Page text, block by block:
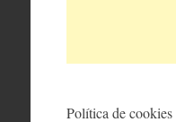
Política de cookies